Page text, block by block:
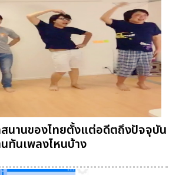
นานของไทยตั้งแต่อดีตถึงปัจจุบัน
ทันเพลงไหนบ้าง